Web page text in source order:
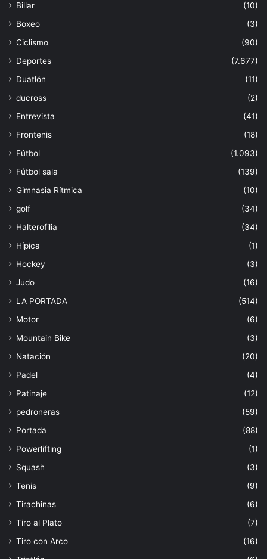
Billar
(10)
Boxeo
(3)
Ciclismo
(90)
Deportes
(7.677)
Duatlón
(11)
ducross
(2)
Entrevista
(41)
Frontenis
(18)
Fútbol
(1.093)
Fútbol sala
(139)
Gimnasia Rítmica
(10)
golf
(34)
Halterofilia
(34)
Hípica
(1)
Hockey
(3)
Judo
(16)
LA PORTADA
(514)
Motor
(6)
Mountain Bike
(3)
Natación
(20)
Padel
(4)
Patinaje
(12)
pedroneras
(59)
Portada
(88)
Powerlifting
(1)
Squash
(3)
Tenis
(9)
Tirachinas
(6)
Tiro al Plato
(7)
Tiro con Arco
(16)